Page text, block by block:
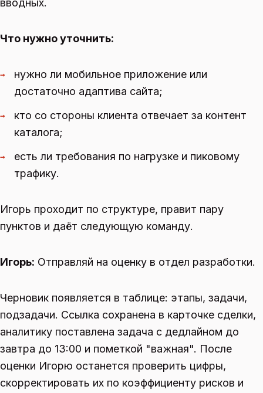
вводных.
Что нужно уточнить:
→
нужно ли мобильное приложение или
достаточно адаптива сайта;
→
кто со стороны клиента отвечает за контент
каталога;
→
есть ли требования по нагрузке и пиковому
трафику.
Игорь проходит по структуре, правит пару
пунктов и даёт следующую команду.
Игорь: Отправляй на оценку в отдел разработки.
Черновик появляется в таблице: этапы, задачи,
подзадачи. Ссылка сохранена в карточке сделки,
аналитику поставлена задача с дедлайном до
завтра до 13:00 и пометкой "важная". После
оценки Игорю останется проверить цифры,
скорректировать их по коэффициенту рисков и